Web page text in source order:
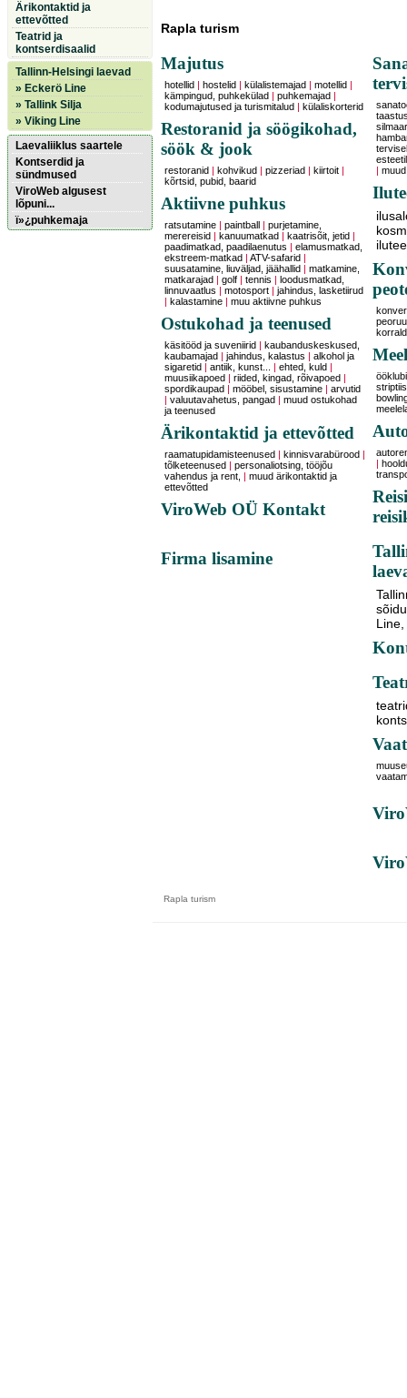
Ärikontaktid ja
ettevõtted
Teatrid ja
kontserdisaalid
Tallinn-Helsingi laevad
» Eckerö Line
» Tallink Silja
» Viking Line
Laevaliiklus saartele
Kontserdid ja
sündmused
ViroWeb algusest
lõpuni...
ï»¿puhkemaja
Rapla turism
Majutus
hotellid hostelid külalistemajad |motellid
kämpingud, puhkekülad
|puhkemajad
kodumajutused ja turismitalud
külaliskorterid
Restoranid ja söögikohad,
söök & jook
restoranid kohvikud |pizzeriad kiirtoit
kõrtsid, pubid, baarid
Aktiivne puhkus
ratsutamine |paintball |purjetamine,
merereisid
kanuumatkad kaatrisõit, jetid
paadimatkad, paadilaenutus
|elamusmatkad,
ekstreem-matkad
|ATV-safarid
suusatamine, liuväljad, jäähallid
|matkamine,
matkarajad
|golf |tennis
loodusmatkad,
linnuvaatlus
|motosport |jahindus, lasketiirud
kalastamine |muu aktiivne puhkus
Ostukohad ja teenused
käsitööd ja suveniirid
kaubanduskeskused,
kaubamajad
|jahindus, kalastus |alkohol ja
sigaretid
|antiik, kunst... |ehted, kuld
muusiikapoed
|riided, kingad, rõivapoed
spordikaupad
|mööbel, sisustamine |arvutid
|valuutavahetus, pangad |muud ostukohad
ja teenused
Ärikontaktid ja ettevõtted
raamatupidamisteenused kinnisvarabürood
tõlketeenused
|personaliotsing, tööjõu
vahendus ja rent,
|muud ärikontaktid ja
ettevõtted
ViroWeb OÜ Kontakt
Firma lisamine
|
Rapla turism